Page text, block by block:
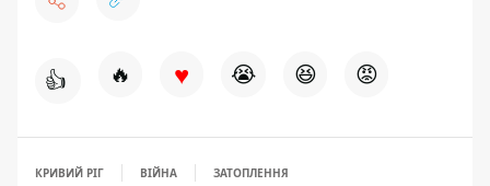
👍 🔥 ♥ 😭 😆 😡
КРИВИЙ РІГ ВІЙНА ЗАТОПЛЕННЯ